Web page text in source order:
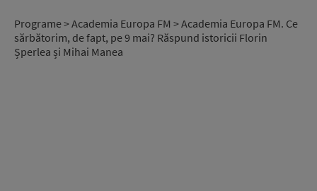
Programe> Academia Europa FM > Academia Europa FM. Ce
sărbătorim, de fapt, pe 9 mai? Răspund istoricii Florin
Șperlea și Mihai Manea
RADIO
CONCURSURI